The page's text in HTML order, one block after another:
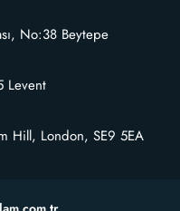
No:38 Beytepe
Levent
Hill, London, SE9 5EA